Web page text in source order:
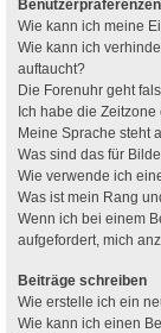
Wie kann ich meine
Wie kann ich
auftaucht?
Die Forenuhr geht
Ich habe die
Meine Sprache steht
Was sind das für
Wie verwende ich
Was ist mein Rang
Wenn ich bei einem
aufgefordert, mich
Beiträge schreiben
Wie erstelle ich ein
Wie kann ich einen